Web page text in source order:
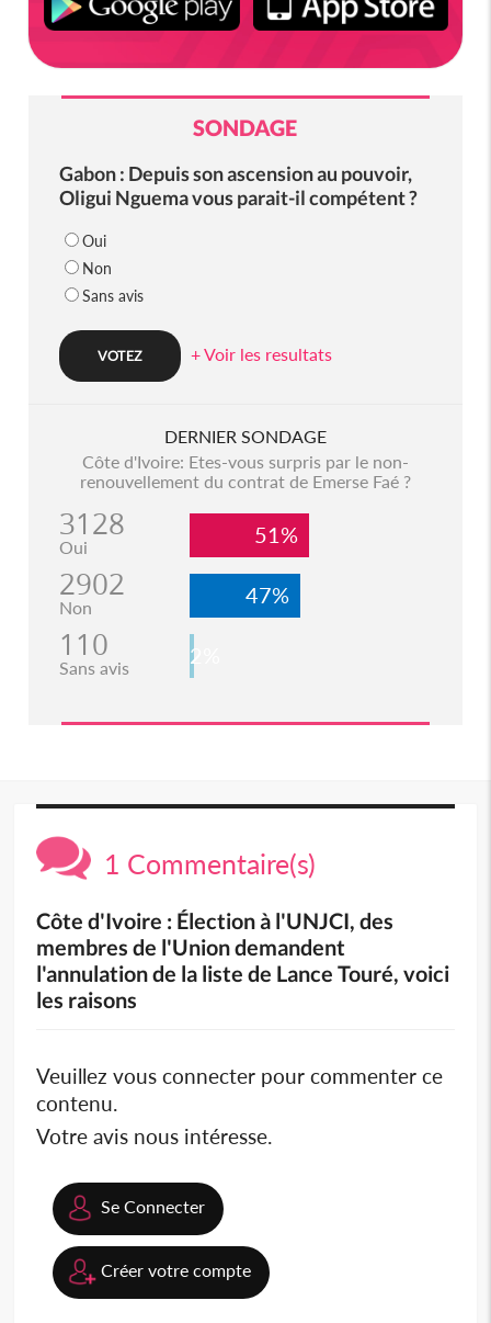
SONDAGE
Gabon : Depuis son ascension au pouvoir,
Oligui Nguema vous parait-il compétent ?
Oui
Non
Sans avis
+ Voir les resultats
DERNIER SONDAGE
Côte d'Ivoire: Etes-vous surpris par le non-
renouvellement du contrat de Emerse Faé ?
3128
Oui 51%
2902
Non 47%
110
Sans avis 2%
1 Commentaire(s)
Côte d'Ivoire : Élection à l'UNJCI, des
membres de l'Union demandent
l'annulation de la liste de Lance Touré, voici
les raisons
Veuillez vous connecter pour commenter ce
contenu.
Votre avis nous intéresse.
Se Connecter
Créer votre compte